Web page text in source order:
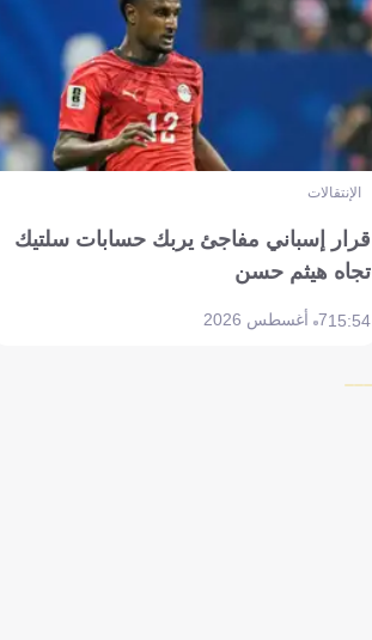
الإنتقالات
قرار إسباني مفاجئ يربك حسابات سلتيك
تجاه هيثم حسن
15:547 أغسطس 2026